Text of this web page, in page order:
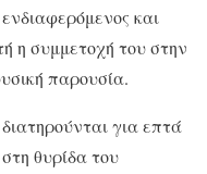
και
η συμμετοχή του στην
παρουσία.
για επτά
θυρίδα του